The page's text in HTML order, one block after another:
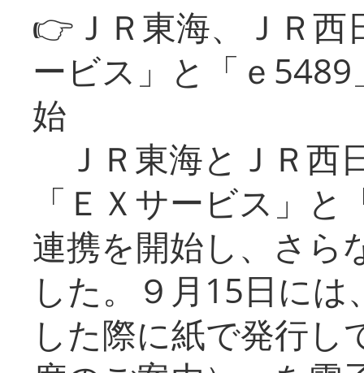
👉ＪＲ東海、ＪＲ
ービス」と「ｅ
始
ＪＲ東海とＪＲ西
「ＥＸサービス」
連携を開始し、さら
した。９月15日に
した際に紙で発行し